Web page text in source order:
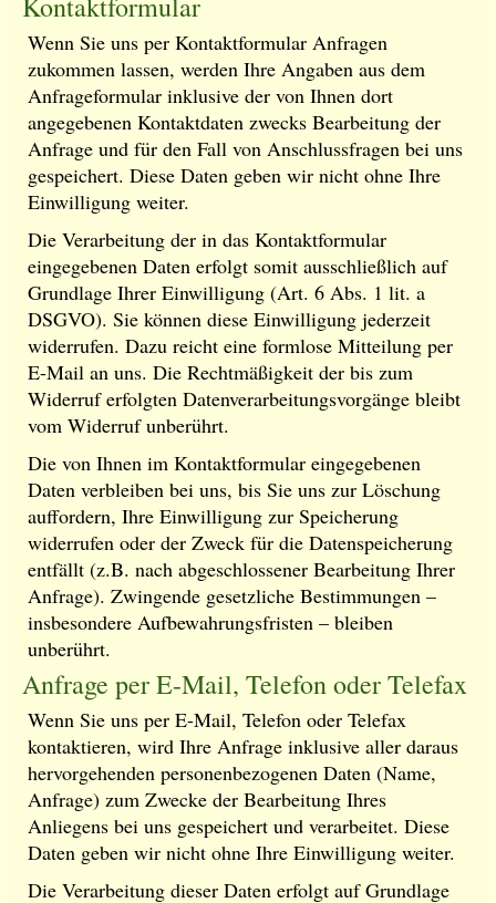
Wenn Sie uns per Kontaktformular Anfragen
zukommen lassen, werden Ihre Angaben aus dem
Anfrageformular inklusive der von Ihnen dort
angegebenen Kontaktdaten zwecks Bearbeitung der
Anfrage und für den Fall von Anschlussfragen bei uns
gespeichert. Diese Daten geben wir nicht ohne Ihre
Einwilligung weiter.
Die Verarbeitung der in das Kontaktformular
eingegebenen Daten erfolgt somit ausschließlich auf
Grundlage Ihrer Einwilligung (Art. 6 Abs. 1 lit. a
DSGVO). Sie können diese Einwilligung jederzeit
widerrufen. Dazu reicht eine formlose Mitteilung per
E-Mail an uns. Die Rechtmäßigkeit der bis zum
Widerruf erfolgten Datenverarbeitungsvorgänge bleibt
vom Widerruf unberührt.
Die von Ihnen im Kontaktformular eingegebenen
Daten verbleiben bei uns, bis Sie uns zur Löschung
auffordern, Ihre Einwilligung zur Speicherung
widerrufen oder der Zweck für die Datenspeicherung
entfällt (z.B. nach abgeschlossener Bearbeitung Ihrer
Anfrage). Zwingende gesetzliche Bestimmungen –
insbesondere Aufbewahrungsfristen – bleiben
unberührt.
Anfrage per E-Mail, Telefon oder Telefax
Wenn Sie uns per E-Mail, Telefon oder Telefax
kontaktieren, wird Ihre Anfrage inklusive aller daraus
hervorgehenden personenbezogenen Daten (Name,
Anfrage) zum Zwecke der Bearbeitung Ihres
Anliegens bei uns gespeichert und verarbeitet. Diese
Daten geben wir nicht ohne Ihre Einwilligung weiter.
Die Verarbeitung dieser Daten erfolgt auf Grundlage